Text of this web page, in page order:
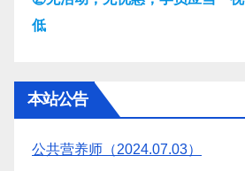
低
本站公告
公共营养师（2024.07.03）